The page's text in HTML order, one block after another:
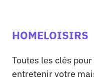
HOMELOISIRS
Toutes les clés
entretenir votre